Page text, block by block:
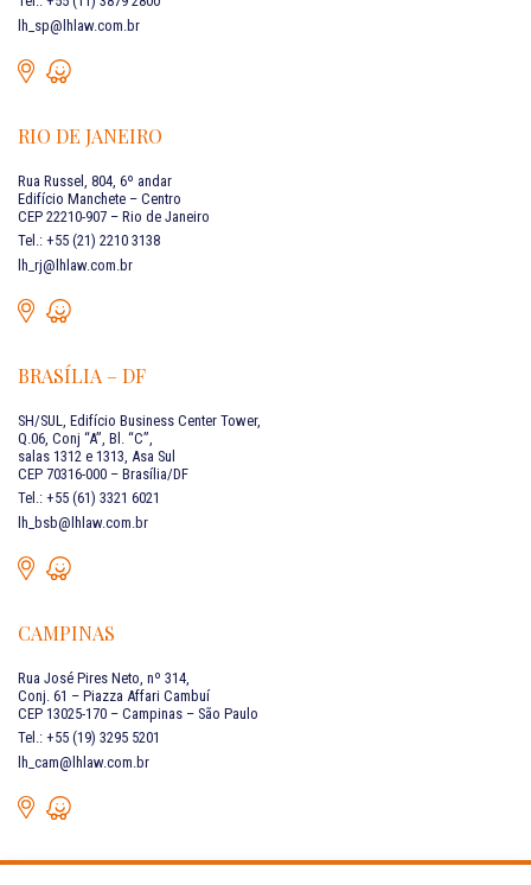
lh_sp@lhlaw.com.br
RIO DE JANEIRO
Rua Russel, 804, 6º andar
Edifício Manchete – Centro
CEP 22210-907 – Rio de Janeiro
Tel.: +55 (21) 2210 3138
lh_rj@lhlaw.com.br
BRASÍLIA – DF
SH/SUL, Edifício Business Center Tower,
Q.06, Conj “A”, Bl. “C”,
salas 1312 e 1313, Asa Sul
CEP 70316-000 – Brasília/DF
Tel.: +55 (61) 3321 6021
lh_bsb@lhlaw.com.br
CAMPINAS
Rua José Pires Neto, nº 314,
Conj. 61 – Piazza Affari Cambuí
CEP 13025-170 – Campinas – São Paulo
Tel.: +55 (19) 3295 5201
lh_cam@lhlaw.com.br